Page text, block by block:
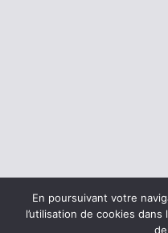
© 2026 Office Central
Mentions légales
En poursuivant votre
l’utilisation de cookies